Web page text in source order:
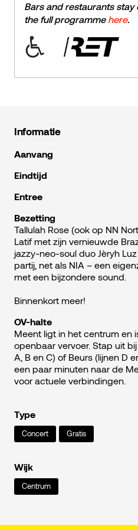
Bars and restaurants stay
the full programme here.
Informatie
Aanvang
Eindtijd
Entree
Bezetting
Tallulah Rose (ook op NN
Latif met zijn vernieuwde
jazzy-neo-soul duo Jèryh
partij, net als NIA – een
met een bijzondere sound.
Binnenkort meer!
OV-halte
Meent ligt in het centrum en
openbaar vervoer. Stap uit
A, B en C) of Beurs (lijnen D
een paar minuten naar de
voor actuele verbindingen.
Type
Concert Gratis
Wijk
Centrum